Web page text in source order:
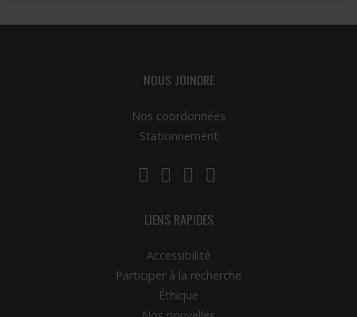
NOUS JOINDRE
Nos coordonnées
Stationnement
LinkedIn
YouTube
Twitter
LIENS RAPIDES
Accessibilité
Participer à la recherche
Éthique